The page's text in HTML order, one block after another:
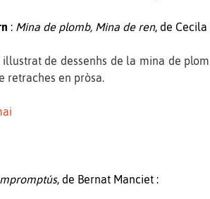
: Mina de plomb, Mina de ren, de Cecila
de dessenhs de la mina de
retraches en pròsa.
, de Bernat Manciet :